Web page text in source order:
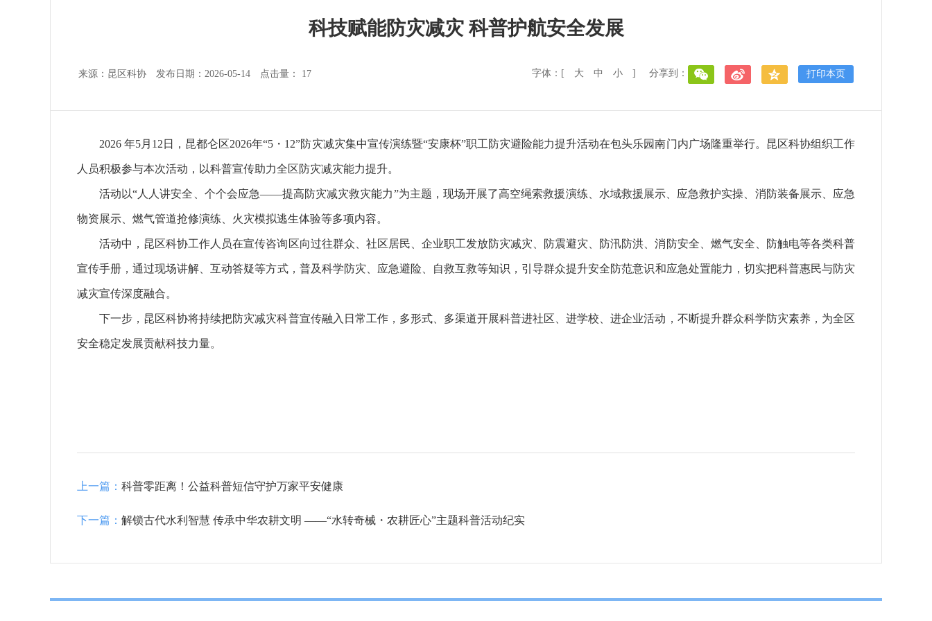
科技赋能防灾减灾 科普护航安全发展
来源：昆区科协 发布日期：2026-05-14 点击量： 17 字体：[ 大 中 小 ] 分享到： 打印本页
2026 年5月12日，昆都仑区2026年“5・12”防灾减灾集中宣传演练暨“安康杯”职工防灾避险能力提升活动在包头乐园南门内广场隆重举行。昆区科协组织工作
人员积极参与本次活动，以科普宣传助力全区防灾减灾能力提升。
活动以“人人讲安全、个个会应急——提高防灾减灾救灾能力”为主题，现场开展了高空绳索救援演练、水域救援展示、应急救护实操、消防装备展示、应急
物资展示、燃气管道抢修演练、火灾模拟逃生体验等多项内容。
活动中，昆区科协工作人员在宣传咨询区向过往群众、社区居民、企业职工发放防灾减灾、防震避灾、防汛防洪、消防安全、燃气安全、防触电等各类科普
宣传手册，通过现场讲解、互动答疑等方式，普及科学防灾、应急避险、自救互救等知识，引导群众提升安全防范意识和应急处置能力，切实把科普惠民与防灾
减灾宣传深度融合。
下一步，昆区科协将持续把防灾减灾科普宣传融入日常工作，多形式、多渠道开展科普进社区、进学校、进企业活动，不断提升群众科学防灾素养，为全区
安全稳定发展贡献科技力量。
上一篇： 科普零距离！公益科普短信守护万家平安健康
下一篇： 解锁古代水利智慧 传承中华农耕文明 ——“水转奇械・农耕匠心”主题科普活动纪实